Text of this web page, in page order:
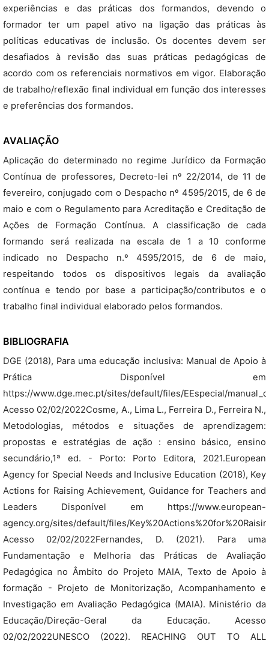
experiências e das práticas dos formandos, devendo o
formador ter um papel ativo na ligação das práticas às
políticas educativas de inclusão. Os docentes devem ser
desafiados à revisão das suas práticas pedagógicas de
acordo com os referenciais normativos em vigor. Elaboração
de trabalho/reflexão final individual em função dos interesses
e preferências dos formandos.
AVALIAÇÃO
Aplicação do determinado no regime Jurídico da Formação
Contínua de professores, Decreto-lei nº 22/2014, de 11 de
fevereiro, conjugado com o Despacho nº 4595/2015, de 6 de
maio e com o Regulamento para Acreditação e Creditação de
Ações de Formação Contínua. A classificação de cada
formando será realizada na escala de 1 a 10 conforme
indicado no Despacho n.º 4595/2015, de 6 de maio,
respeitando todos os dispositivos legais da avaliação
contínua e tendo por base a participação/contributos e o
trabalho final individual elaborado pelos formandos.
BIBLIOGRAFIA
DGE (2018), Para uma educação inclusiva: Manual de Apoio à
Prática Disponível em
https://www.dge.mec.pt/sites/default/files/EEspecial/
Acesso 02/02/2022Cosme, A., Lima L., Ferreira D., Ferreira N.,
Metodologias, métodos e situações de aprendizagem:
propostas e estratégias de ação : ensino básico, ensino
secundário,1ª ed. - Porto: Porto Editora, 2021.European
Agency for Special Needs and Inclusive Education (2018), Key
Actions for Raising Achievement, Guidance for Teachers and
Leaders Disponível em https://www.european-
agency.org/sites/default/files/
Acesso 02/02/2022Fernandes, D. (2021). Para uma
Fundamentação e Melhoria das Práticas de Avaliação
Pedagógica no Âmbito do Projeto MAIA, Texto de Apoio à
formação - Projeto de Monitorização, Acompanhamento e
Investigação em Avaliação Pedagógica (MAIA). Ministério da
Educação/Direção-Geral da Educação. Acesso
02/02/2022UNESCO (2022). REACHING OUT TO ALL